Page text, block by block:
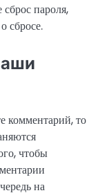
пароля,
сбросе.
комментарий, то
чтобы
на